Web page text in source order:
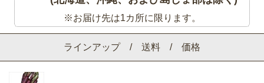
ラインアップ / 送料 / 価格
※お届け先は1カ所に限ります。